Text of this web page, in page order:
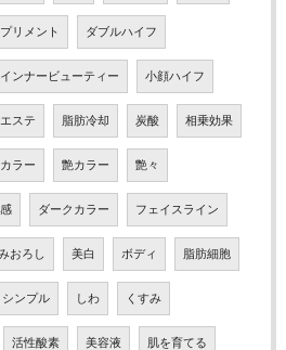
リメント ダブルハイフ
インナービューティー 小顔ハイフ
エステ 脂肪冷却 炭酸 相乗効果
ラー 艶カラー 艶々
ダークカラー フェイスライン
おろし 美白 ボディ 脂肪細胞
シンプル しわ くすみ
活性酸素 美容液 肌を育てる